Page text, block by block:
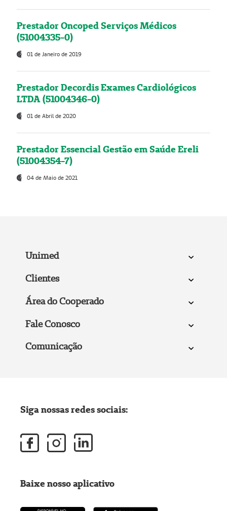
Prestador Oncoped Serviços Médicos
(51004335-0)
01 de Janeiro de 2019
Prestador Decordis Exames Cardiológicos
LTDA (51004346-0)
01 de Abril de 2020
Prestador Essencial Gestão em Saúde Ereli
(51004354-7)
04 de Maio de 2021
Unimed
Clientes
Área do Cooperado
Fale Conosco
Comunicação
Siga nossas redes sociais:
Baixe nosso aplicativo